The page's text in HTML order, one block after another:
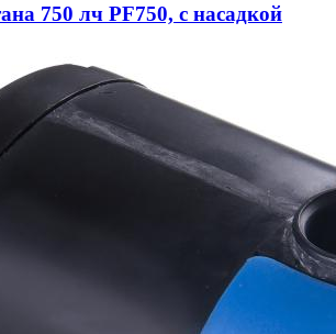
750 лч PF750, с насадкой